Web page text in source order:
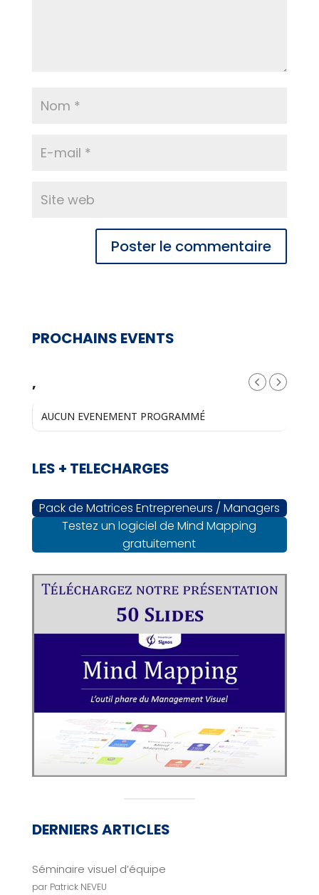
PROCHAINS EVENTS
,
AUCUN EVENEMENT PROGRAMMÉ
LES + TELECHARGES
Pack de Matrices Entrepreneurs / Managers
Testez un logiciel de Mind Mapping
gratuitement
DERNIERS ARTICLES
Séminaire visuel d’équipe
par Patrick NEVEU